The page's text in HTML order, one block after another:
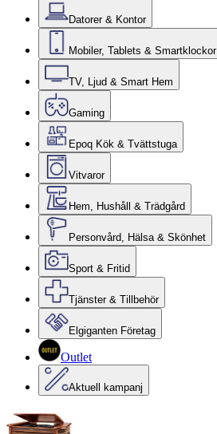
Datorer & Kontor
Mobiler, Tablets & Smartklockor
TV, Ljud & Smart Hem
Gaming
Epoq Kök & Tvättstuga
Vitvaror
Hem, Hushåll & Trädgård
Personvård, Hälsa & Skönhet
Sport & Fritid
Tjänster & Tillbehör
Elgiganten Företag
Outlet
Aktuell kampanj